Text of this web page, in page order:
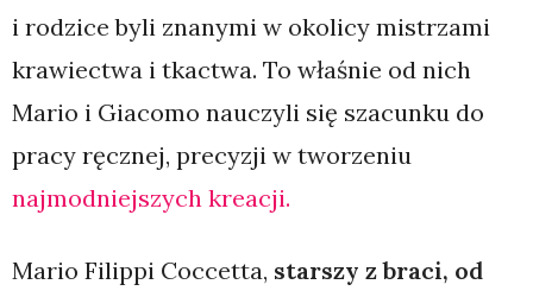
i rodzice byli znanymi w okolicy mistrzami
krawiectwa i tkactwa. To właśnie od nich
Mario i Giacomo nauczyli się szacunku do
pracy ręcznej, precyzji w tworzeniu
najmodniejszych kreacji.
Mario Filippi Coccetta, starszy z braci, od